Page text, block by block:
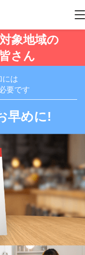
象地域の
さん
には
要です
早めに!